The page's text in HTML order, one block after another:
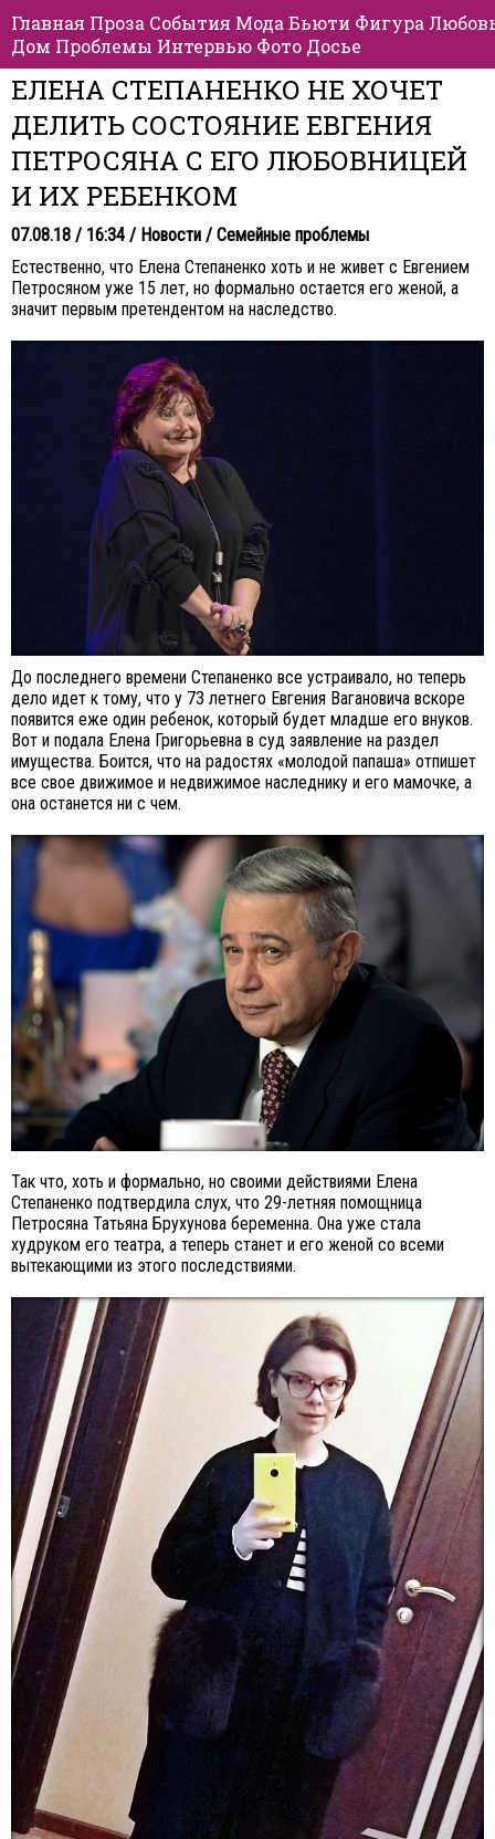
Главная Проза События Мода Бьюти Фигура
Дом Проблемы Интервью Фото Досье
ЕЛЕНА СТЕПАНЕНКО НЕ ХОЧЕТ
ДЕЛИТЬ СОСТОЯНИЕ ЕВГЕНИЯ
ПЕТРОСЯНА С ЕГО ЛЮБОВНИЦЕЙ
И ИХ РЕБЕНКОМ
07.08.18 / 16:34 / Новости / Семейные проблемы
Естественно, что Елена Степаненко хоть и не живет с Евгением
Петросяном уже 15 лет, но формально остается его женой, а
значит первым претендентом на наследство.
До последнего времени Степаненко все устраивало, но теперь
дело идет к тому, что у 73 летнего Евгения Вагановича вскоре
появится еже один ребенок, который будет младше его внуков.
Вот и подала Елена Григорьевна в суд заявление на раздел
имущества. Боится, что на радостях «молодой папаша» отпишет
все свое движимое и недвижимое наследнику и его мамочке, а
она останется ни с чем.
Так что, хоть и формально, но своими действиями Елена
Степаненко подтвердила слух, что 29-летняя помощница
Петросяна Татьяна Брухунова беременна. Она уже стала
худруком его театра, а теперь станет и его женой со всеми
вытекающими из этого последствиями.